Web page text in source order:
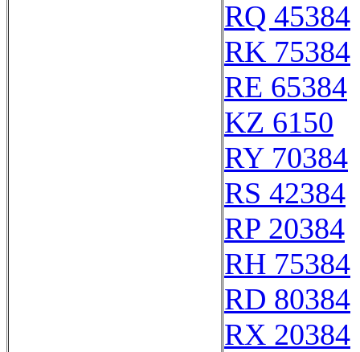
RQ 45384
RK 75384
RE 65384
KZ 6150
RY 70384
RS 42384
RP 20384
RH 75384
RD 80384
RX 20384